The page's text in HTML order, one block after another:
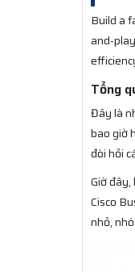
Build a
and-
Tổng
Đây là
bao giờ
đòi hỏi
Giờ
Cisco
nhỏ,